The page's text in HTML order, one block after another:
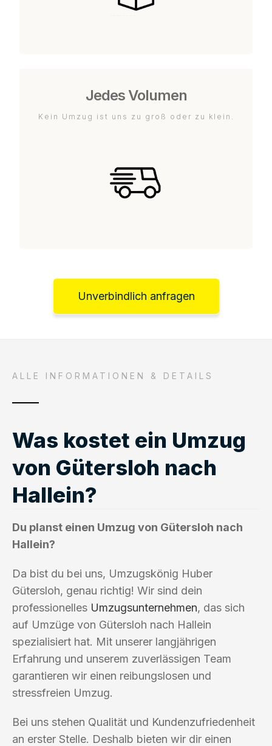
Jedes Volumen
Kein Umzug ist uns zu groß oder zu klein.
Unverbindlich anfragen
ALLE INFORMATIONEN & DETAILS
Was kostet ein Umzug
von Gütersloh nach
Hallein?
Du planst einen Umzug von Gütersloh nach
Hallein?
Da bist du bei uns, Umzugskönig Huber
Gütersloh, genau richtig! Wir sind dein
professionelles Umzugsunternehmen, das sich
auf Umzüge von Gütersloh nach Hallein
spezialisiert hat. Mit unserer langjährigen
Erfahrung und unserem zuverlässigen Team
garantieren wir einen reibungslosen und
stressfreien Umzug.
Bei uns stehen Qualität und Kundenzufriedenheit
an erster Stelle. Deshalb bieten wir dir einen